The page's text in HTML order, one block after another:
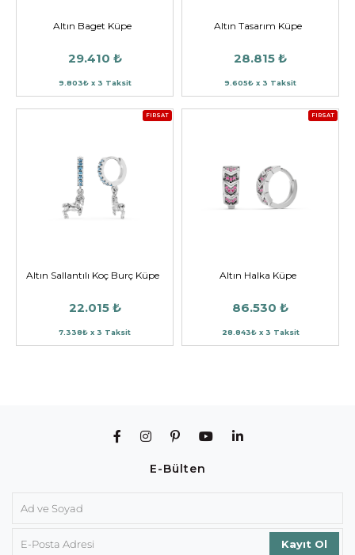
Altın Baget Küpe
29.410 ₺
9.803₺ x 3 Taksit
Altın Tasarım Küpe
28.815 ₺
9.605₺ x 3 Taksit
FIRSAT
Altın Sallantılı Koç Burç Küpe
22.015 ₺
7.338₺ x 3 Taksit
FIRSAT
Altın Halka Küpe
86.530 ₺
28.843₺ x 3 Taksit
E-Bülten